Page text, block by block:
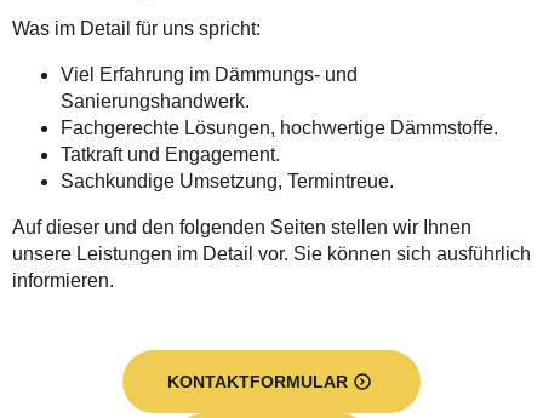
Was im Detail für uns spricht:
Viel Erfahrung im Dämmungs- und
Sanierungshandwerk.
Fachgerechte Lösungen, hochwertige Dämmstoffe.
Tatkraft und Engagement.
Sachkundige Umsetzung, Termintreue.
Auf dieser und den folgenden Seiten stellen wir Ihnen
unsere Leistungen im Detail vor. Sie können sich ausführlich
informieren.
KONTAKTFORMULAR